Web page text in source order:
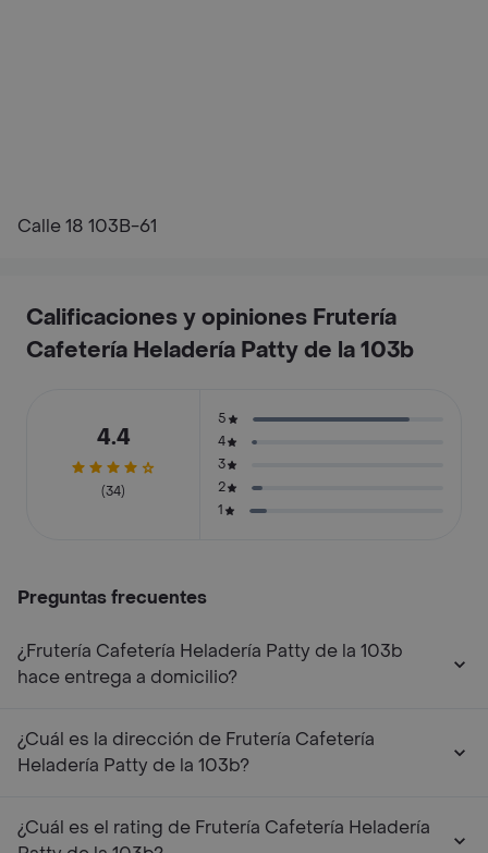
Calle 18 103B-61
Calificaciones y opiniones Frutería
Cafetería Heladería Patty de la 103b
4.4
(34)
5
4
3
2
1
Preguntas frecuentes
¿Frutería Cafetería Heladería Patty de la 103b
hace entrega a domicilio?
¿Cuál es la dirección de Frutería Cafetería
Heladería Patty de la 103b?
¿Cuál es el rating de Frutería Cafetería Heladería